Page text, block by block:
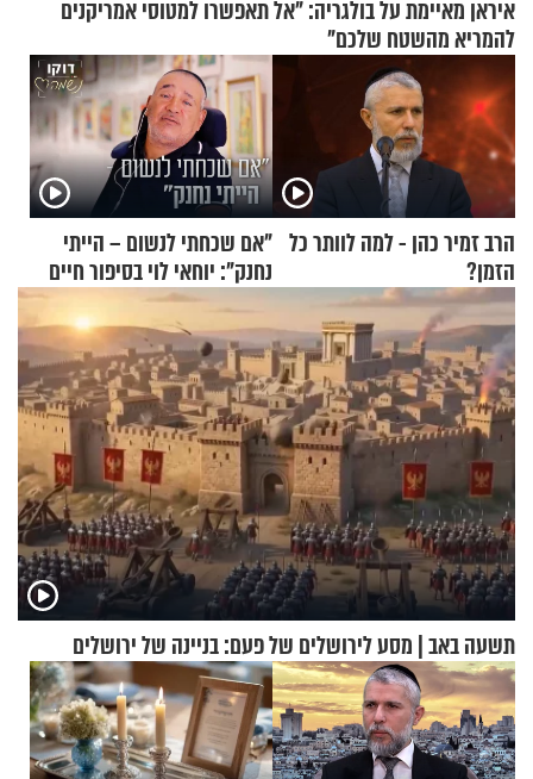
איראן מאיימת על בולגריה: "אל תאפשרו למטוסי אמריקנים
להמריא מהשטח שלכם"
הרב זמיר כהן - למה לוותר כל
הזמן?
"אם שכחתי לנשום – הייתי
נחנק": יוחאי לוי בסיפור חיים
מעורר השראה
תשעה באב | מסע לירושלים של פעם: בניינה של ירושלים